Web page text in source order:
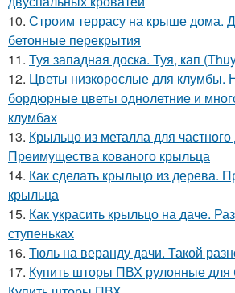
10. Строим террасу на крыше дома.
бетонные перекрытия
11. Туя западная доска. Туя, кап
12. Цветы низкорослые для клумбы.
бордюрные цветы однолетние и
клумбах
13. Крыльцо из металла для
Преимущества кованого крыльца
14. Как сделать крыльцо из дерева.
крыльца
15. Как украсить крыльцо на даче.
ступеньках
16. Тюль на веранду дачи. Такой
17. Купить шторы ПВХ рулонные для